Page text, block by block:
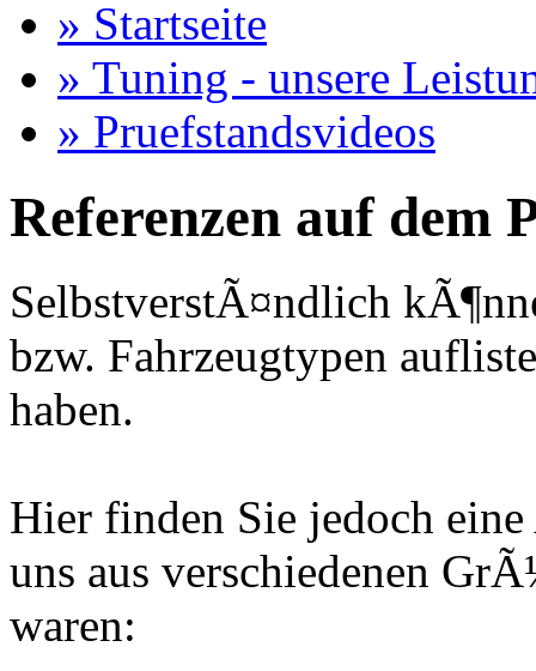
» Startseite
» Tuning - unsere
» Pruefstandsvideos
Referenzen auf dem
SelbstverstÃ¤ndlich
bzw. Fahrzeugtypen
haben.
Hier finden Sie jedoch
uns aus verschiedenen
waren: